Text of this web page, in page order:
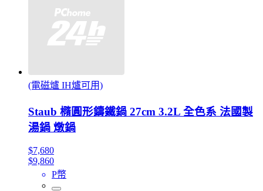
(電磁爐 IH爐可用)
Staub 橢圓形鑄鐵鍋 27cm 3.2L 全色系 法國製
湯鍋 燉鍋
$7,680
$9,860
P幣